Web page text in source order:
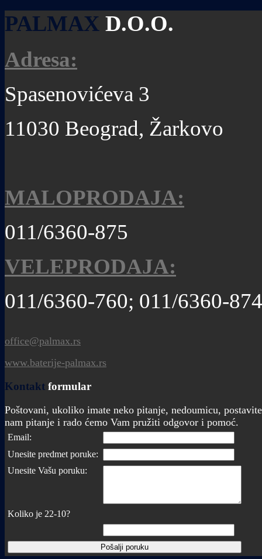
PALMAX D.O.O.
Adresa:
Spasenovićeva 3
11030 Beograd, Žarkovo
MALOPRODAJA:
011/6360-875
VELEPRODAJA:
011/6360-760; 011/6360-874
office@palmax.rs
www.baterije-palmax.rs
Kontakt formular
Poštovani, ukoliko imate neko pitanje, nedoumicu, postavite
nam pitanje i rado ćemo Vam pružiti odgovor i pomoć.
Email:
Unesite predmet poruke:
Unesite Vašu poruku:
Koliko je 22-10?